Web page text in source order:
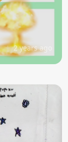
2 years ago